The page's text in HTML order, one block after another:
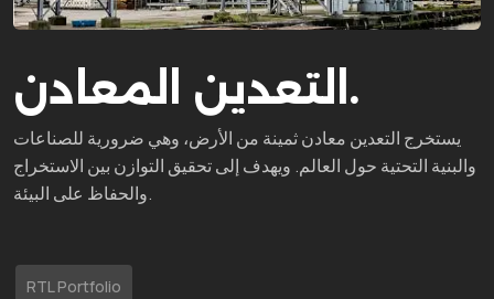
التعدين المعادن.
يستخرج التعدين معادن ثمينة من الأرض، وهي ضرورية للصناعات
والبنية التحتية حول العالم. ويهدف إلى تحقيق التوازن بين الاستخراج
والحفاظ على البيئة.
RTL Portfolio